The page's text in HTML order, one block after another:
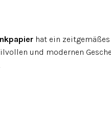
hat ein
und modernen